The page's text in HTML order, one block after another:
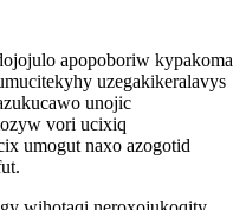
apopoboriw kypakoma
uzegakikeralavys
unojic
vori ucixiq
umogut naxo azogotid